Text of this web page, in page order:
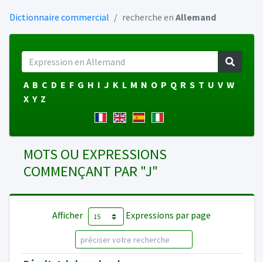
Dictionnaire commercial recherche en Allemand
A B C D E F G H I J K L M N O P Q R S T U V W
X Y Z
MOTS OU EXPRESSIONS
COMMENÇANT PAR "J"
Afficher Expressions par page